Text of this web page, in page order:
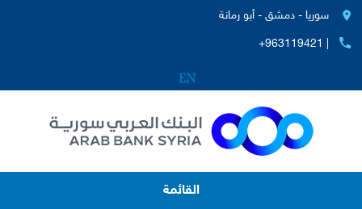
سوريا - دمشق - أبو رمانة
+963119421 |
القائمة